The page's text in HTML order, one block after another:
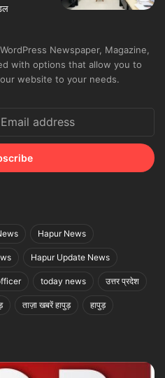
Newspaper, Magazine,
with options that allow you to
website to your needs.
Hapur News
Hapur Update News
today news उत्तर प्रदेश
ताज़ा खबरें हापुड़ हापुड़